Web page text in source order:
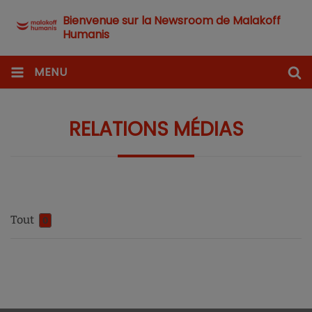
Bienvenue sur la Newsroom de Malakoff
Humanis
MENU
RELATIONS MÉDIAS
Tout 0